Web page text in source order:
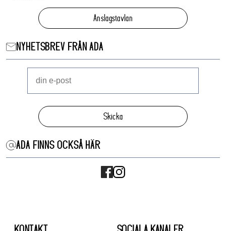
Anslagstavlan
NYHETSBREV FRÅN ADA
Skicka
ADA FINNS OCKSÅ HÄR